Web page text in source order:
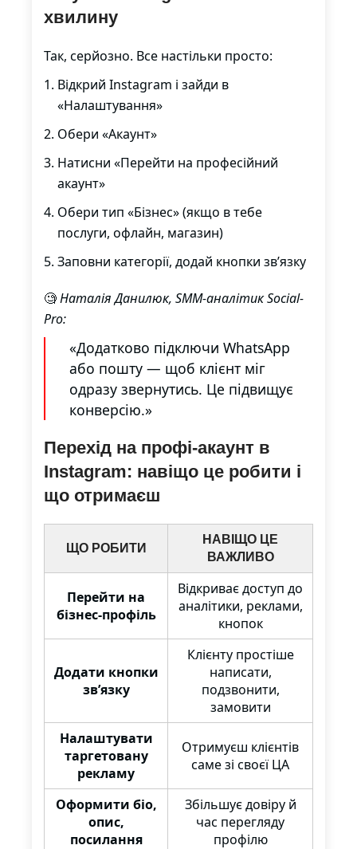
хвилину
Так, серйозно. Все настільки просто:
Відкрий Instagram і зайди в
«Налаштування»
Обери «Акаунт»
Натисни «Перейти на професійний
акаунт»
Обери тип «Бізнес» (якщо в тебе
послуги, офлайн, магазин)
Заповни категорії, додай кнопки зв’язку
🧐Наталія Данилюк, SMM-аналітик Social-
Pro:
«Додатково підключи WhatsApp
або пошту — щоб клієнт міг
одразу звернутись. Це підвищує
конверсію.»
Перехід на профі-акаунт в
Instagram: навіщо це робити і
що отримаєш
ЩО РОБИТИ
НАВІЩО ЦЕ
ВАЖЛИВО
Перейти на
бізнес-профіль
Відкриває доступ до
аналітики, реклами,
кнопок
Додати кнопки
зв’язку
Клієнту простіше
написати,
подзвонити,
замовити
Налаштувати
таргетовану
рекламу
Отримуєш клієнтів
саме зі своєї ЦА
Оформити біо,
опис,
посилання
Збільшує довіру й
час перегляду
профілю